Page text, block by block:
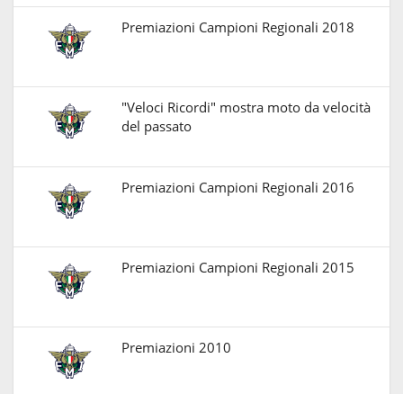
Premiazioni Campioni Regionali 2018
"Veloci Ricordi" mostra moto da velocità
del passato
Premiazioni Campioni Regionali 2016
Premiazioni Campioni Regionali 2015
Premiazioni 2010